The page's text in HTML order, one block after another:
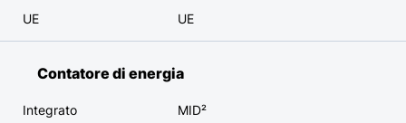
UE UE
Contatore di energia
Integrato MID²